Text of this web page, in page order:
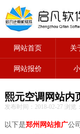
网站首页 关
网站报价
熙元空调网站内
发布时间：2018-02-27 浏览：
以下是郑州网站推广公